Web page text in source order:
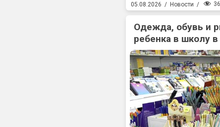
05.08.2026 / Новости /
Одежда, обувь и
ребенка в школу